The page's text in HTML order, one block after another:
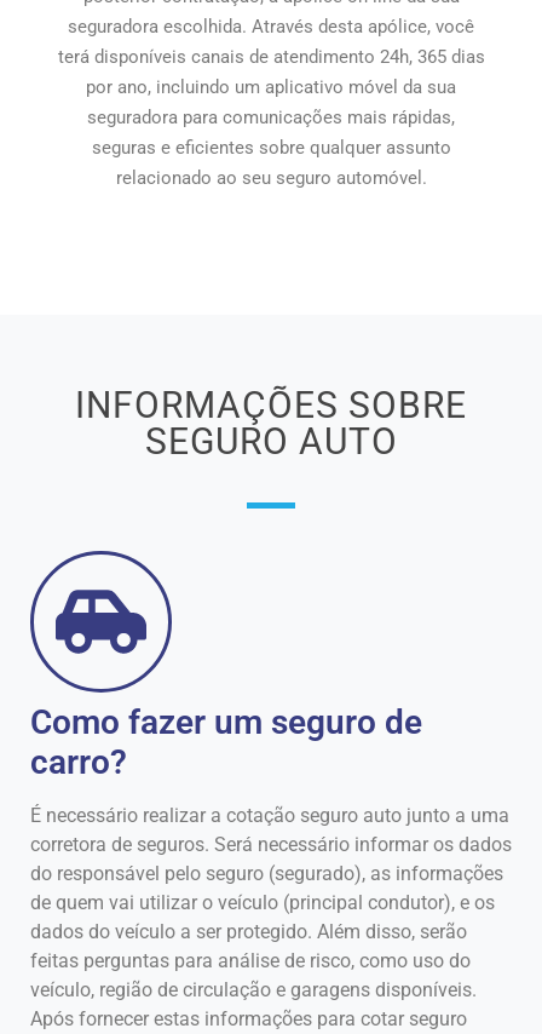
seguradora escolhida. Através desta apólice, você
terá disponíveis canais de atendimento 24h, 365 dias
por ano, incluindo um aplicativo móvel da sua
seguradora para comunicações mais rápidas,
seguras e eficientes sobre qualquer assunto
relacionado ao seu seguro automóvel.
INFORMAÇÕES SOBRE
SEGURO AUTO
Como fazer um seguro de
carro?
É necessário realizar a cotação seguro auto junto a uma
corretora de seguros. Será necessário informar os dados
do responsável pelo seguro (segurado), as informações
de quem vai utilizar o veículo (principal condutor), e os
dados do veículo a ser protegido. Além disso, serão
feitas perguntas para análise de risco, como uso do
veículo, região de circulação e garagens disponíveis.
Após fornecer estas informações para cotar seguro